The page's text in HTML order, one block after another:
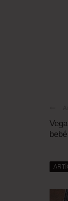
bebé